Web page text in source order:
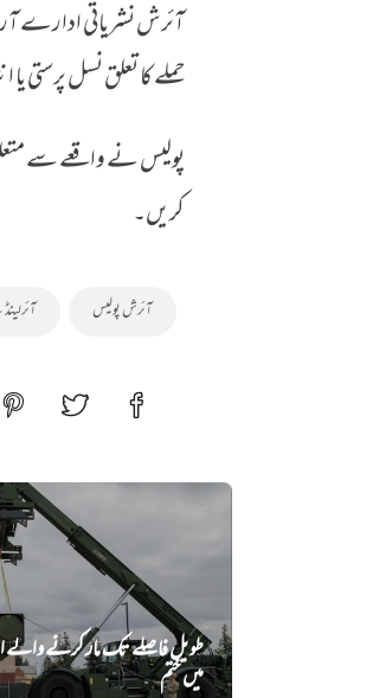
آئرش نشریاتی ادارے
حملے کا تعلق نسل پرستی
پولیس نے واقعے سے
کریں۔
آئرش پولیس
طویل فاصلے تک مار کرنے والے
میں‌ ختم